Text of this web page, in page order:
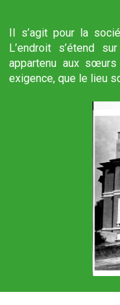
Il s’agit pour la
L’endroit s’étend
appartenu aux sœurs
exigence, que le lieu